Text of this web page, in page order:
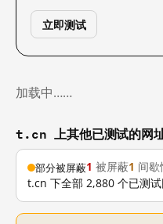
立即测试
加载中……
t.cn 上其他已测试的网
部分被屏蔽1 被屏蔽1 间歇
t.cn 下全部 2,880 个已测